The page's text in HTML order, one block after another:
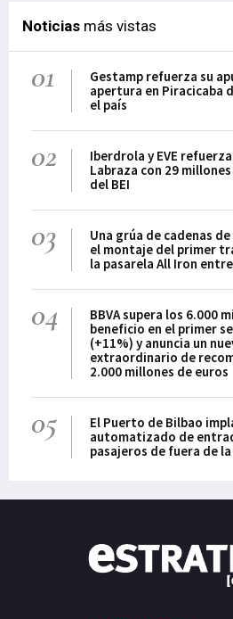
Noticias más vistas
01
Gestamp refuerza su
apertura en Piracicaba
el país
02
Iberdrola y EVE
Labraza con 29
del BEI
03
Una grúa de cadenas
el montaje del primer
la pasarela All Iron
04
BBVA supera los 6.000
beneficio en el primer
(+11%) y anuncia un
extraordinario de
2.000 millones de euros
05
El Puerto de Bilbao
automatizado de
pasajeros de fuera de la